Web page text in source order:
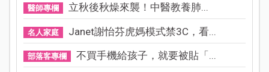
醫師專欄 立秋後秋燥來襲！中醫教養肺...
名人家庭 Janet謝怡芬虎媽模式禁3C，看...
部落客專欄 不買手機給孩子，就要被貼「...